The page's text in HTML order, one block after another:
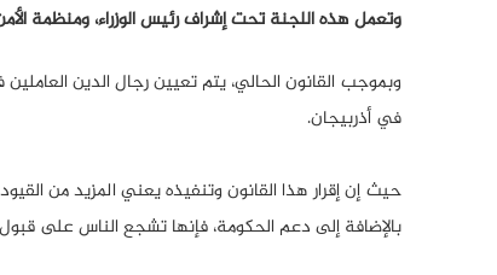
وتعمل هذه اللجنة تحت إشراف رئيس الوزراء، ومنظمة الأمن
وبموجب القانون الحالي، يتم تعيين رجال الدين
في أذربيجان.
حيث إن إقرار هذا القانون وتنفيذه يعني المزيد من
بالإضافة إلى دعم الحكومة، فإنها تشجع الناس على